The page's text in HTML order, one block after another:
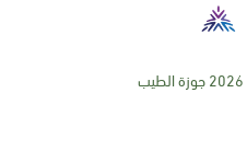
جوزة الطيب